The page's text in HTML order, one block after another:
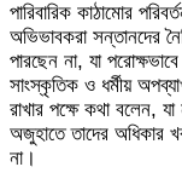
​পারিবারিক কাঠামোর
অভিভাবকরা সন্তানদের
পারছেন না, যা
​সাংস্কৃতিক ও ধর্মীয়
রাখার পক্ষে কথা বলেন,
অজুহাতে তাদের অধিকার
না।